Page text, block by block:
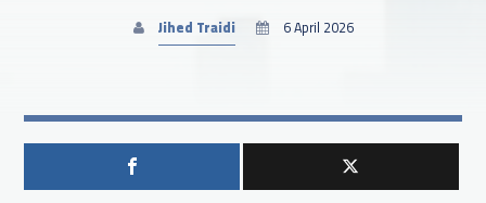
Jihed Traidi 6 April 2026